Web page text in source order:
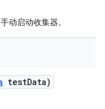
动启动收集器。
testData)